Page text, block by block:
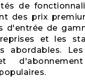
de
des prix
d'entrée de
et les
abordables.